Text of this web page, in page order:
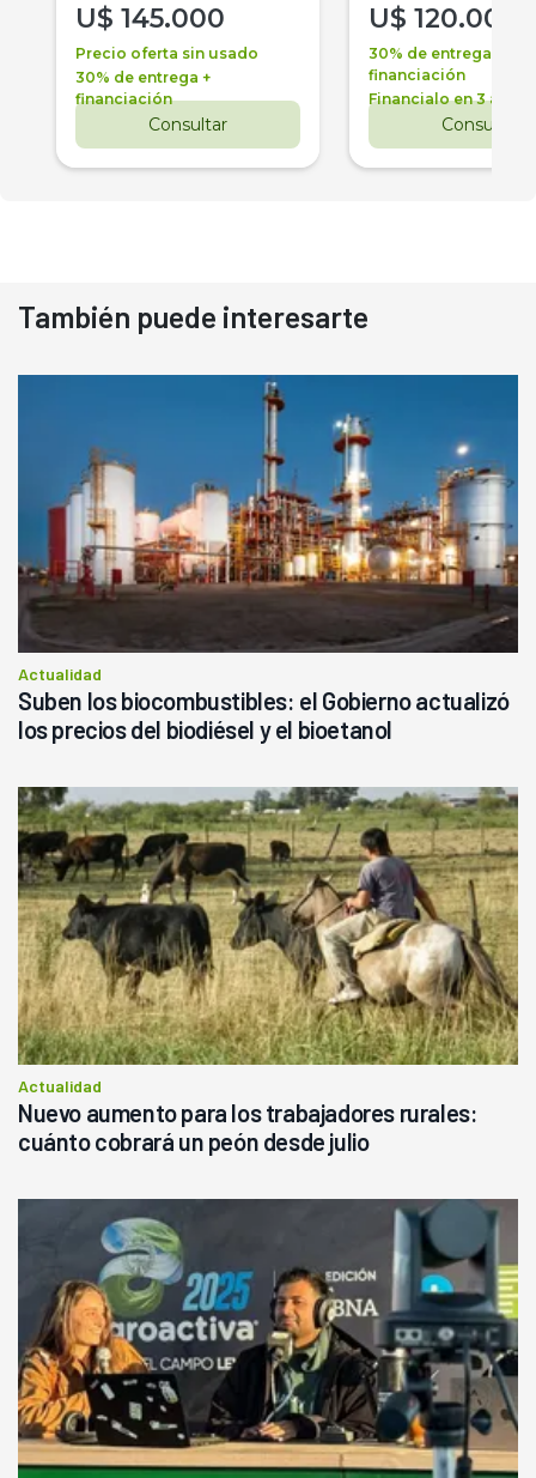
U$ 145.000
Precio oferta sin usado
30% de entrega +
financiación
Consultar
U$ 120.000
30% de entrega +
financiación
Financialo en 3 años
Consultar
También puede interesarte
Actualidad
Suben los biocombustibles: el Gobierno actualizó
los precios del biodiésel y el bioetanol
Actualidad
Nuevo aumento para los trabajadores rurales:
cuánto cobrará un peón desde julio